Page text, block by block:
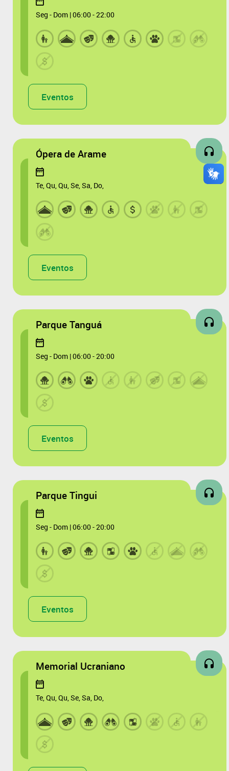
Seg - Dom | 06:00 - 22:00
Eventos
Ópera de Arame
Te, Qu, Qu, Se, Sa, Do,
Eventos
Parque Tanguá
Seg - Dom | 06:00 - 20:00
Eventos
Parque Tingui
Seg - Dom | 06:00 - 20:00
Eventos
Memorial Ucraniano
Te, Qu, Qu, Se, Sa, Do,